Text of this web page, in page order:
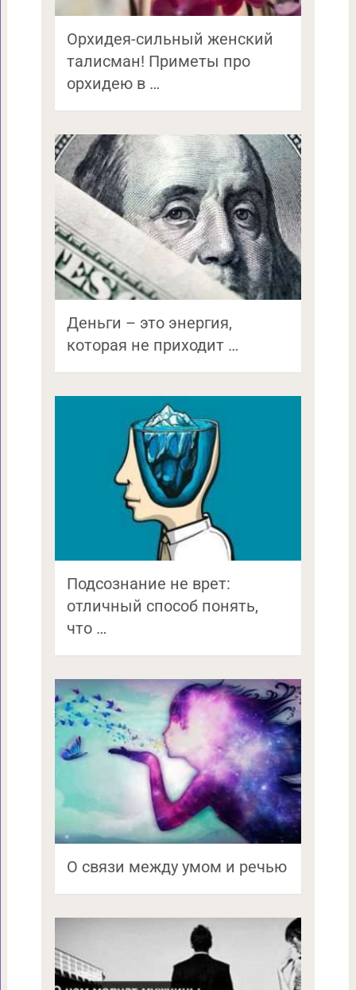
Орхидея-сильный женский
талисман! Приметы про
орхидею в …
Деньги – это энергия,
которая не приходит …
Подсознание не врет:
отличный способ понять,
что …
О связи между умом и речью